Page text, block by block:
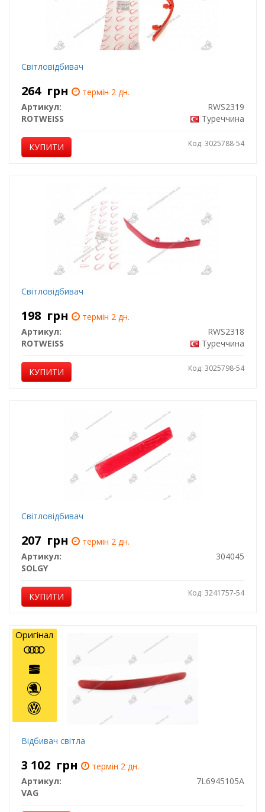
Світловідбивач
264 грн
термін 2 дн.
Артикул:
RWS2319
ROTWEISS
Туреччина
КУПИТИ Код: 3025788-54
Світловідбивач
198 грн
термін 2 дн.
Артикул:
RWS2318
ROTWEISS
Туреччина
КУПИТИ Код: 3025798-54
Світловідбивач
207 грн
термін 2 дн.
Артикул:
304045
SOLGY
КУПИТИ Код: 3241757-54
Відбивач світла
3 102 грн
термін 2 дн.
Артикул:
7L6945105A
VAG
Оригінал